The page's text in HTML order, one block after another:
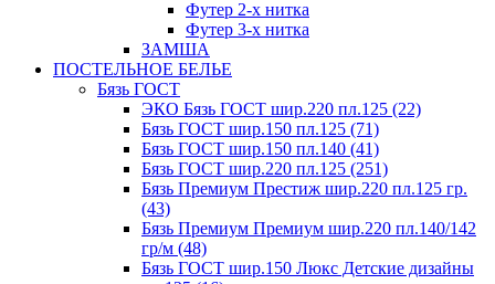
Футер 2-х нитка
Футер 3-х нитка
ЗАМША
ПОСТЕЛЬНОЕ БЕЛЬЕ
Бязь ГОСТ
ЭКО Бязь ГОСТ шир.220 пл.125 (22)
Бязь ГОСТ шир.150 пл.125 (71)
Бязь ГОСТ шир.150 пл.140 (41)
Бязь ГОСТ шир.220 пл.125 (251)
Бязь Премиум Престиж шир.220 пл.125 гр.
(43)
Бязь Премиум Премиум шир.220 пл.140/142
гр/м (48)
Бязь ГОСТ шир.150 Люкс Детские дизайны